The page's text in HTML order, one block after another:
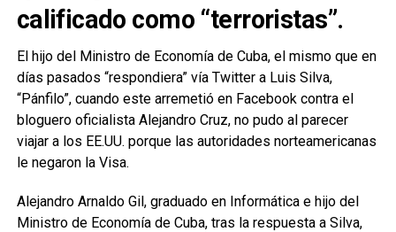
calificado como “terroristas”.
El hijo del Ministro de Economía de Cuba, el mismo que en
días pasados “respondiera” vía Twitter a Luis Silva,
“Pánfilo”, cuando este arremetió en Facebook contra el
bloguero oficialista Alejandro Cruz, no pudo al parecer
viajar a los EE.UU. porque las autoridades norteamericanas
le negaron la Visa.
Alejandro Arnaldo Gil, graduado en Informática e hijo del
Ministro de Economía de Cuba, tras la respuesta a Silva,